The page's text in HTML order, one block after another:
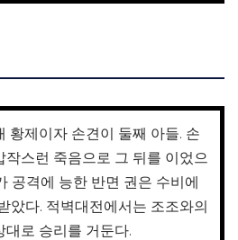
황제이자 손견이 둘째 아들. 손
작스런 죽음으로 그 뒤를 이었으
공격에 능한 반면 권은 수비에
았다. 적벽대전에서는 조조와의
대로 승리를 거둔다.